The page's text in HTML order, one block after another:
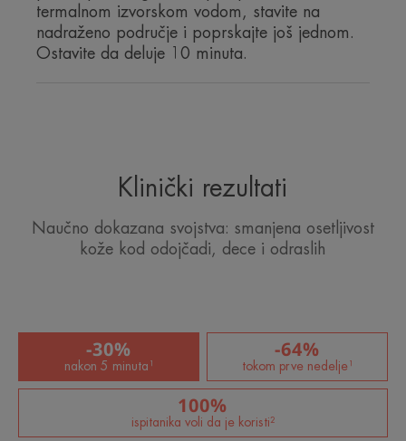
termalnom izvorskom vodom, stavite na
nadraženo područje i poprskajte još jednom.
Ostavite da deluje 10 minuta.
Klinički rezultati
Naučno dokazana svojstva: smanjena osetljivost
kože kod odojčadi, dece i odraslih
-30%
nakon 5 minuta¹
-64%
tokom prve nedelje¹
100%
ispitanika voli da je koristi²